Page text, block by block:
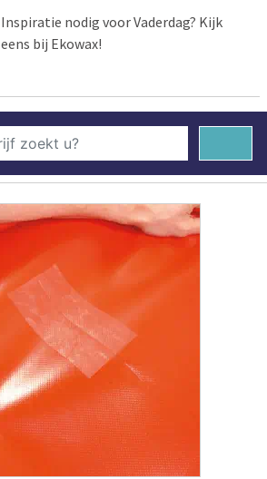
Inspiratie nodig voor Vaderdag? Kijk
eens bij Ekowax!